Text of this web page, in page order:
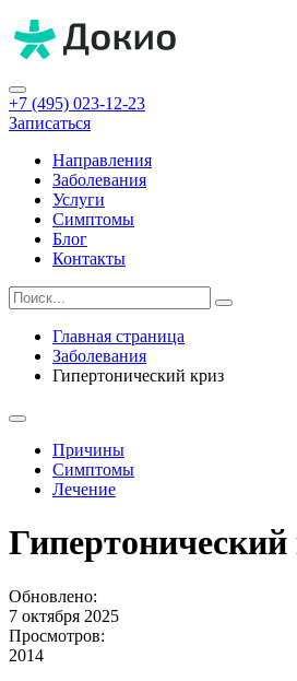
+7 (495) 023-12-23
Записаться
Направления
Заболевания
Услуги
Симптомы
Блог
Контакты
Главная страница
Заболевания
Гипертонический криз
Причины
Симптомы
Лечение
Гипертонический
Обновлено:
7 октября 2025
Просмотров:
2014